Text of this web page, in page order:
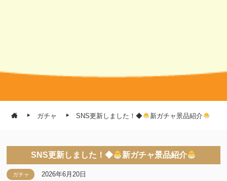
ガチャ SNS更新しました！◆ 新ガチャ景品紹介
SNS更新しました！◆ 新ガチャ景品紹介
ガチャ 2026年6月20日